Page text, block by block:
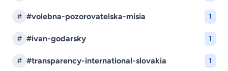
# #volebna-pozorovatelska-misia 1
# #ivan-godarsky 1
# #transparency-international-slovakia 1